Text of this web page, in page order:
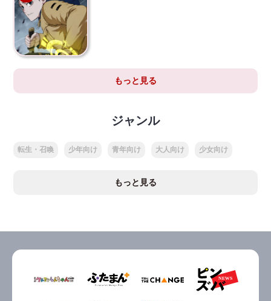
もっと見る
ジャンル
転生・召喚 少年向け 青年向け 大人向け 少女向け
もっと見る